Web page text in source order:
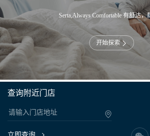
Serta,Always Comfortable 有舒达，
开始探索
查询附近门店